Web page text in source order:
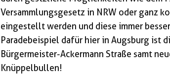
Versammlungsgesetz in NRW oder ganz
eingestellt werden und diese immer
Paradebeispiel dafür hier in Augsburg ist
Bürgermeister-Ackermann Straße samt
Knüppelbullen!